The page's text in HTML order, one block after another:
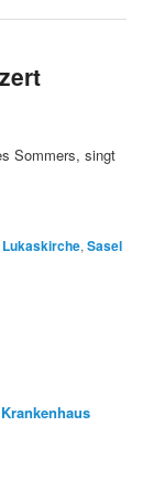
Sommers, singt
Lukaskirche,Sasel